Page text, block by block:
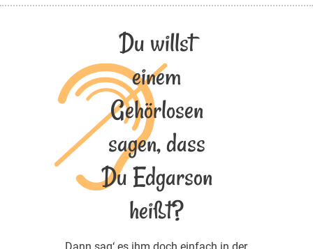
Du willst
einem
Gehörlosen
sagen, dass
Du Edgarson
heißt?
Dann sag‘ es ihm doch einfach in der